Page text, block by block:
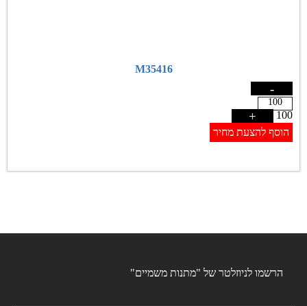
M35416
-
100
+
הוסף להצעת מחיר
הרשמו לניוזלטר של "מתנות משמיים"